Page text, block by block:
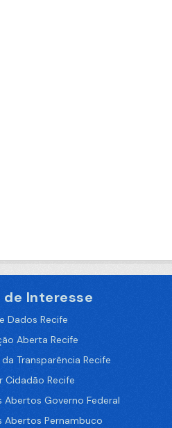
de Interesse
Dados Recife
Aberta Recife
Transparência Recife
Cidadão Recife
Abertos Governo Federal
Abertos Pernambuco